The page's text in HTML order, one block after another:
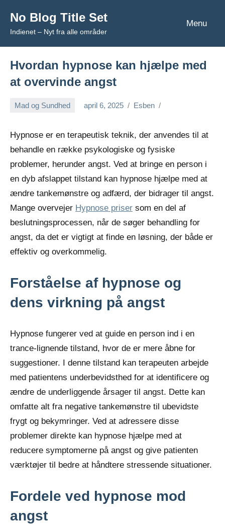
indhold
No Blog Title Set
Indienet – Nyt fra alle områder
Menu
Hvordan hypnose kan hjælpe med
at overvinde angst
Mad og Sundhed april 6, 2025 Esben
Hypnose er en terapeutisk teknik, der anvendes til at
behandle en række psykologiske og fysiske
problemer, herunder angst. Ved at bringe en person i
en dyb afslappet tilstand kan hypnose hjælpe med at
ændre tankemønstre og adfærd, der bidrager til angst.
Mange overvejer Hypnose priser som en del af
beslutningsprocessen, når de søger behandling for
angst, da det er vigtigt at finde en løsning, der både er
effektiv og overkommelig.
Forståelse af hypnose og
dens virkning på angst
Hypnose fungerer ved at guide en person ind i en
trance-lignende tilstand, hvor de er mere åbne for
suggestioner. I denne tilstand kan terapeuten arbejde
med patientens underbevidsthed for at identificere og
ændre de underliggende årsager til angst. Dette kan
omfatte alt fra negative tankemønstre til ubevidste
frygt og bekymringer. Ved at adressere disse
problemer direkte kan hypnose hjælpe med at
reducere symptomerne på angst og give patienten
værktøjer til bedre at håndtere stressende situationer.
Fordele ved hypnose mod
angst